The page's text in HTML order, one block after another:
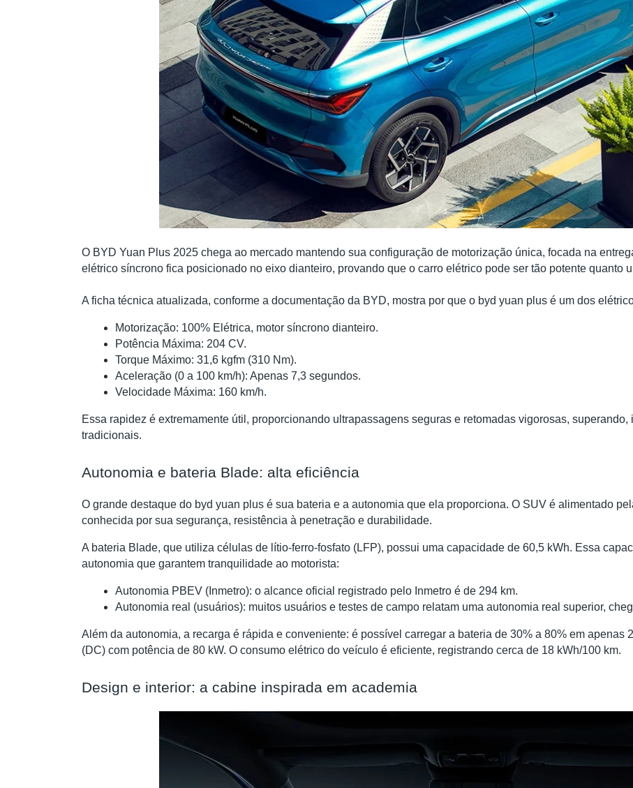
O BYD Yuan Plus 2025 chega ao mercado mantendo sua configuração de motorização única, focada na
elétrico síncrono fica posicionado no eixo dianteiro, provando que o carro elétrico pode ser tão potente quanto
A ficha técnica atualizada, conforme a documentação da BYD, mostra por que o byd yuan plus é um dos
Motorização: 100% Elétrica, motor síncrono dianteiro.
Potência Máxima: 204 CV.
Torque Máximo: 31,6 kgfm (310 Nm).
Aceleração (0 a 100 km/h): Apenas 7,3 segundos.
Velocidade Máxima: 160 km/h.
Essa rapidez é extremamente útil, proporcionando ultrapassagens seguras e retomadas vigorosas,
tradicionais.
Autonomia e bateria Blade: alta eficiência
O grande destaque do byd yuan plus é sua bateria e a autonomia que ela proporciona. O SUV é alimentado
conhecida por sua segurança, resistência à penetração e durabilidade.
A bateria Blade, que utiliza células de lítio-ferro-fosfato (LFP), possui uma capacidade de 60,5 kWh. Essa
autonomia que garantem tranquilidade ao motorista:
Autonomia PBEV (Inmetro): o alcance oficial registrado pelo Inmetro é de 294 km.
Autonomia real (usuários): muitos usuários e testes de campo relatam uma autonomia real superior,
Além da autonomia, a recarga é rápida e conveniente: é possível carregar a bateria de 30% a 80% em apenas
(DC) com potência de 80 kW. O consumo elétrico do veículo é eficiente, registrando cerca de 18 kWh/100 km.
Design e interior: a cabine inspirada em academia